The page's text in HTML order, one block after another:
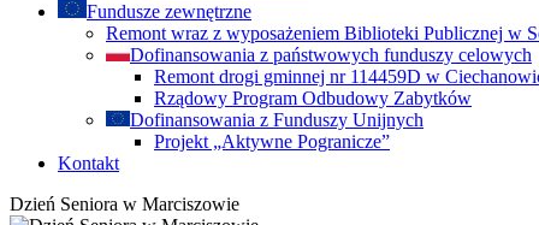
Fundusze zewnętrzne
Remont wraz z wyposażeniem Biblioteki Publicznej w
Dofinansowania z państwowych funduszy celowych
Remont drogi gminnej nr 114459D w
Rządowy Program Odbudowy Zabytków
Dofinansowania z Funduszy Unijnych
Projekt „Aktywne Pogranicze”
Kontakt
Dzień Seniora w Marciszowie